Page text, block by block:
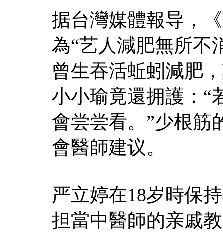
据台灣媒體報导，
為“艺人減肥無所不
曾生吞活蚯蚓減肥
小小瑜竟還拥護：“
會尝尝看。”少根筋
會醫師建议。
严立婷在18岁時保
担當中醫師的亲戚